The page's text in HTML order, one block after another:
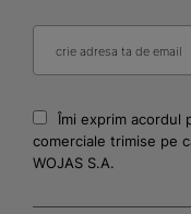
Îmi exprim acordul
comerciale trimise pe
WOJAS S.A.